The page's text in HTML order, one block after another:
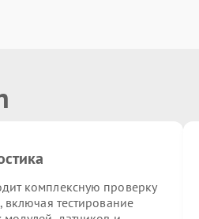
комплексную проверку
включая тестирование